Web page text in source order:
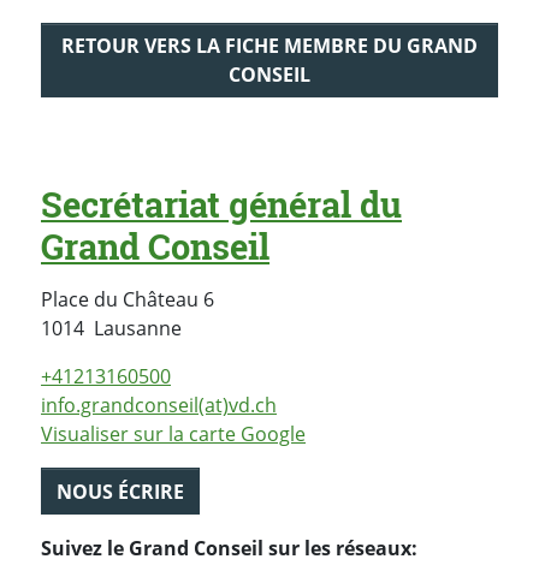
RETOUR VERS LA FICHE MEMBRE DU GRAND
CONSEIL
Secrétariat général du
Grand Conseil
Place du Château 6
1014 LausanneSuisse
+41213160500
info.grandconseil(at)vd.ch
Visualiser sur la carte Google
NOUS ÉCRIRE
Suivez le Grand Conseil sur les réseaux: